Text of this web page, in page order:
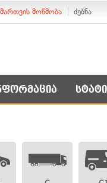
მართვის მოწმობა ძებნა